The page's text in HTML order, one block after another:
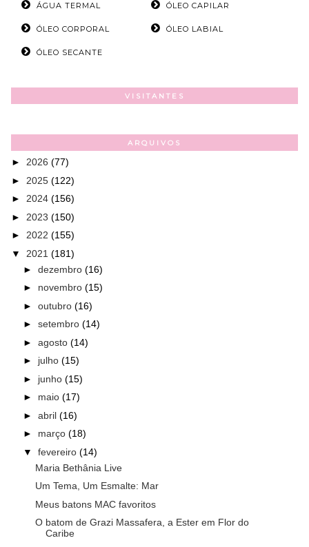
ÁGUA TERMAL ÓLEO CAPILAR
ÓLEO CORPORAL ÓLEO LABIAL
ÓLEO SECANTE
VISITANTES
ARQUIVOS
► 2026 (77)
► 2025 (122)
► 2024 (156)
► 2023 (150)
► 2022 (155)
▼ 2021 (181)
► dezembro (16)
► novembro (15)
► outubro (16)
► setembro (14)
► agosto (14)
► julho (15)
► junho (15)
► maio (17)
► abril (16)
► março (18)
▼ fevereiro (14)
Maria Bethânia Live
Um Tema, Um Esmalte: Mar
Meus batons MAC favoritos
O batom de Grazi Massafera, a Ester em Flor do
Caribe